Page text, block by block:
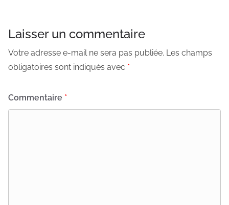
Laisser un commentaire
Votre adresse e-mail ne sera pas publiée. Les champs
obligatoires sont indiqués avec *
Commentaire *